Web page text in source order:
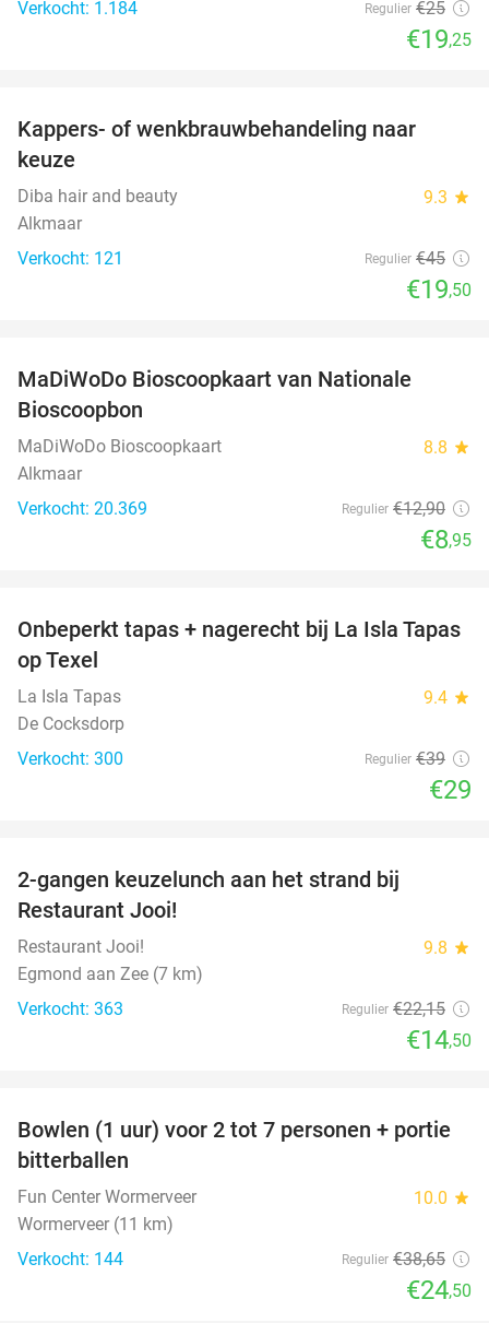
Verkocht: 1.184 Regulier €25
€19,25
Kappers- of wenkbrauwbehandeling naar
keuze
Diba hair and beauty 9.3 star
Alkmaar
Verkocht: 121
Regulier €45
€19,50
MaDiWoDo Bioscoopkaart van Nationale
Bioscoopbon
MaDiWoDo Bioscoopkaart 8.8 star
Alkmaar
Verkocht: 20.369
Regulier €12,90
€8,95
26%
Onbeperkt tapas + nagerecht bij La Isla Tapas
op Texel
La Isla Tapas 9.4 star
De Cocksdorp
Verkocht: 300
Regulier €39
€29
2-gangen keuzelunch aan het strand bij
Restaurant Jooi!
Restaurant Jooi! 9.8 star
Egmond aan Zee (7 km)
Verkocht: 363
Regulier €22,15
€14,50
37%
Bowlen (1 uur) voor 2 tot 7 personen + portie
bitterballen
Fun Center Wormerveer 10.0 star
Wormerveer (11 km)
Verkocht: 144
Regulier €38,65
€24,50